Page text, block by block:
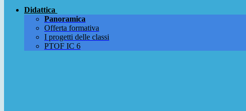
Didattica
Panoramica
Offerta formativa
I progetti delle classi
PTOF IC 6